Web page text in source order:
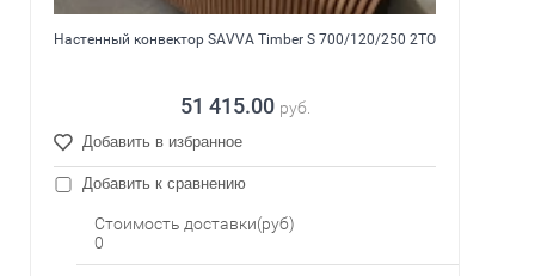
Настенный конвектор SAVVA Timber S 700/120/250 2ТО
51 415.00 руб.
Добавить в избранное
Добавить к сравнению
Стоимость доставки(руб)
0